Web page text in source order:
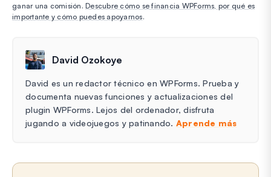
ganar una comisión. Descubre cómo se financia WPForms, por qué es
importante y cómo puedes apoyarnos.
David Ozokoye
David es un redactor técnico en WPForms. Prueba y
documenta nuevas funciones y actualizaciones del
plugin WPForms. Lejos del ordenador, disfruta
jugando a videojuegos y patinando. Aprende más